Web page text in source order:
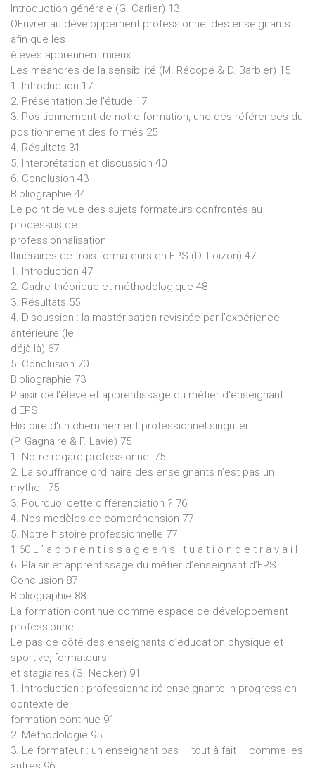
Introduction générale (G. Carlier) 13
OEuvrer au développement professionnel des enseignants
afin que les
élèves apprennent mieux
Les méandres de la sensibilité (M. Récopé & D. Barbier) 15
1. Introduction 17
2. Présentation de l'étude 17
3. Positionnement de notre formation, une des références du
positionnement des formés 25
4. Résultats 31
5. Interprétation et discussion 40
6. Conclusion 43
Bibliographie 44
Le point de vue des sujets formateurs confrontés au
processus de
professionnalisation
Itinéraires de trois formateurs en EPS (D. Loizon) 47
1. Introduction 47
2. Cadre théorique et méthodologique 48
3. Résultats 55
4. Discussion : la mastérisation revisitée par l'expérience
antérieure (le
déjà-là) 67
5. Conclusion 70
Bibliographie 73
Plaisir de l'élève et apprentissage du métier d'enseignant
d'EPS
Histoire d'un cheminement professionnel singulier...
(P. Gagnaire & F. Lavie) 75
1. Notre regard professionnel 75
2. La souffrance ordinaire des enseignants n’est pas un
mythe ! 75
3. Pourquoi cette différenciation ? 76
4. Nos modèles de compréhension 77
5. Notre histoire professionnelle 77
1 60 L ’ a p p r e n t i s s a g e e n s i t u a t i o n d e t r a v a i l
6. Plaisir et apprentissage du métier d’enseignant d’EPS.
Conclusion 87
Bibliographie 88
La formation continue comme espace de développement
professionnel…
Le pas de côté des enseignants d’éducation physique et
sportive, formateurs
et stagiaires (S. Necker) 91
1. Introduction : professionnalité enseignante in progress en
contexte de
formation continue 91
2. Méthodologie 95
3. Le formateur : un enseignant pas – tout à fait – comme les